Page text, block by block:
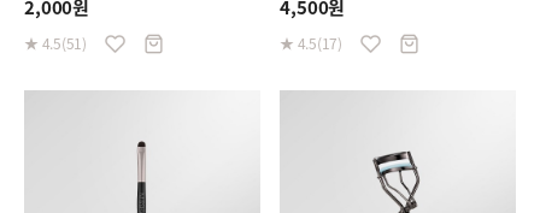
2,000원
★ 4.5(51)
4,500원
★ 4.5(17)